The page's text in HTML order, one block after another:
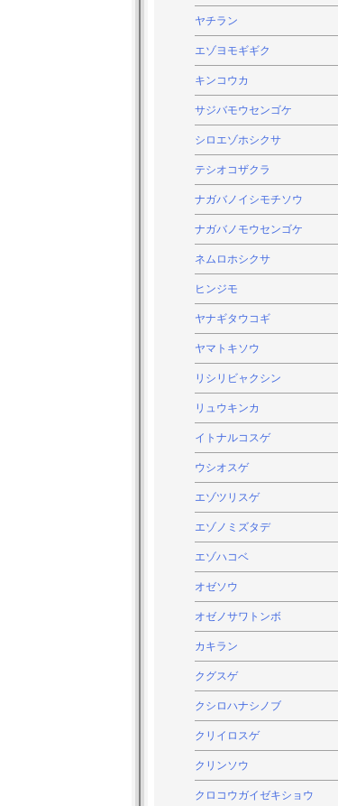
ヤチラン
エゾヨモギギク
キンコウカ
サジバモウセンゴケ
シロエゾホシクサ
テシオコザクラ
ナガバノイシモチソウ
ナガバノモウセンゴケ
ネムロホシクサ
ヒンジモ
ヤナギタウコギ
ヤマトキソウ
リシリビャクシン
リュウキンカ
イトナルコスゲ
ウシオスゲ
エゾツリスゲ
エゾノミズタデ
エゾハコベ
オゼソウ
オゼノサワトンボ
カキラン
クグスゲ
クシロハナシノブ
クリイロスゲ
クリンソウ
クロコウガイゼキショウ